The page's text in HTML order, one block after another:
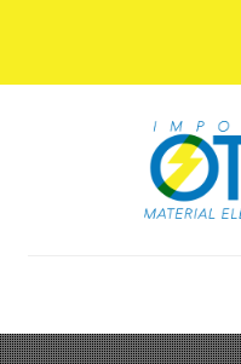
la
contenido
Inicio